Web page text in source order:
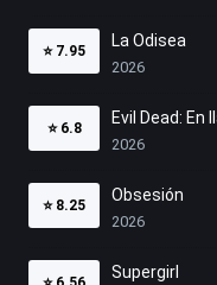
⭐ 7.95
La Odisea
2026
⭐ 6.8
Evil Dead: En
2026
⭐ 8.25
Obsesión
2026
Supergirl